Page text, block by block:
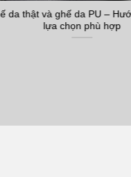
da thật và ghế da PU –
lựa chọn phù hợp